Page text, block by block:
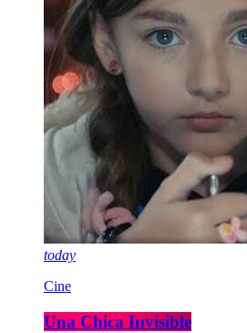
today
Cine
Una Chica Invisible